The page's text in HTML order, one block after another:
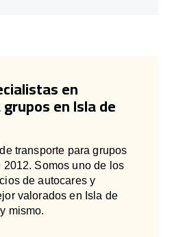
en
en Isla de
transporte para grupos
Somos uno de los
de autocares y
valorados en Isla de
mismo.